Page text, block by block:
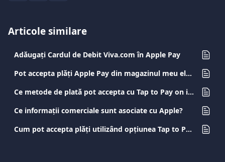
Articole similare
Adăugați Cardul de Debit Viva.com în Apple Pay
Pot accepta plăți Apple Pay din magazinul meu electronic?
Ce metode de plată pot accepta cu Tap to Pay on iPhone și cât costă?
Ce informații comerciale sunt asociate cu Apple?
Cum pot accepta plăți utilizând opțiunea Tap to Pay pe dispozitive iOS prin intermediul aplicației Viva.com Terminal?